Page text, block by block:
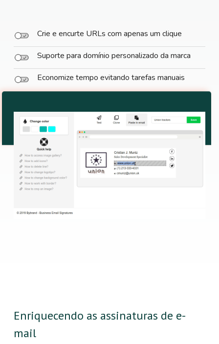
Crie e encurte URLs com apenas um clique
Suporte para domínio personalizado da marca
Economize tempo evitando tarefas manuais
Enriquecendo as assinaturas de e-
mail